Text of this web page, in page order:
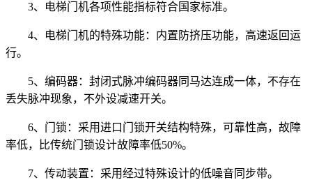
3、电梯门机各项性能指标符合国家标准。
4、电梯门机的特殊功能：内置防挤压功能，高速返回运
行。
5、编码器：封闭式脉冲编码器同马达连成一体，不存在
丢失脉冲现象，不外设减速开关。
6、门锁：采用进口门锁开关结构特殊，可靠性高，故障
率低，比传统门锁设计故障率低50%。
7、传动装置：采用经过特殊设计的低噪音同步带。